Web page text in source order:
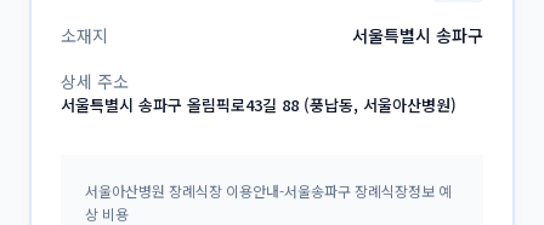
소재지
서울특별시 송파구
상세 주소
서울특별시 송파구 올림픽로43길 88 (풍납동, 서울아산병원)
서울아산병원 장례식장 이용안내-서울송파구 장례식장정보 예
상 비용